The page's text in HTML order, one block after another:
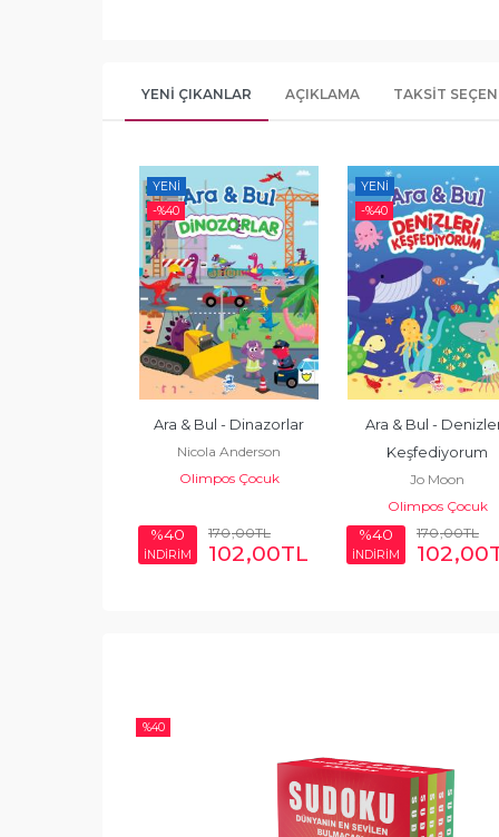
YENI ÇIKANLAR AÇIKLAMA TAKSIT
YENI
-%40
Ara & Bul - Dinazorlar
Nicola Anderson
Olimpos Çocuk
%40
İNDİRİM
170,00TL
102,00TL
YENI
-%40
Ara & Bul -
Keşfediyorum
Jo Moon
Olimpos Çocuk
%40
İNDİRİM
170,00TL
102,00
%40